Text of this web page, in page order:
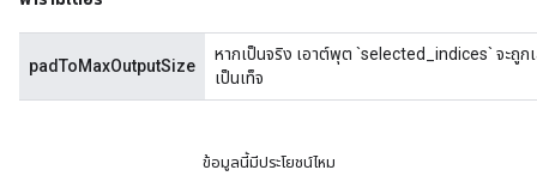
padToMaxOutputSize
หากเป็นจริง เอาต์พุต `selected_indices` จะถู
เป็นเท็จ
ข้อมูลนี้มีประโยชน์ไหม